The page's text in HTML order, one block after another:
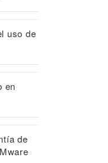
uso de
en
de